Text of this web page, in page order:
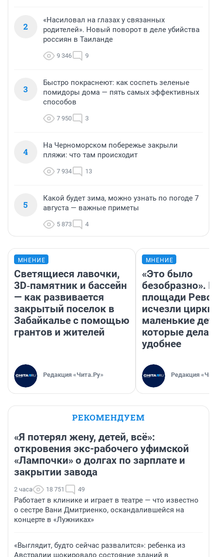
2
«Насиловал на глазах у связанных
родителей». Новый поворот в деле убийства
россиян в Таиланде
9 346 9
3
Быстро покраснеют: как соспеть зеленые
помидоры дома — пять самых эффективных
способов
7 950 3
4
На Черноморском побережье закрыли
пляжи: что там происходит
7 934 13
5
Какой будет зима, можно узнать по погоде 7
августа — важные приметы
5 873 4
МНЕНИЕ
Светящиеся лавочки,
3D‑памятник и бассейн
— как развивается
закрытый поселок в
Забайкалье с помощью
грантов и жителей
Редакция «Чита.Ру»
МНЕНИЕ
«Это было
безобразно».
площади
исчезли цирки
маленькие
которые
удобнее
Редакция
РЕКОМЕНДУЕМ
«Я потерял жену, детей, всё»:
откровения экс-рабочего уфимской
«Лампочки» о долгах по зарплате и
закрытии завода
2 часа 18 751 49
Работает в клинике и играет в театре — что известно
о сестре Вани Дмитриенко, оскандалившейся на
концерте в «Лужниках»
«Выглядит, будто сейчас развалится»: ребенка из
Австралии шокировало состояние зданий в